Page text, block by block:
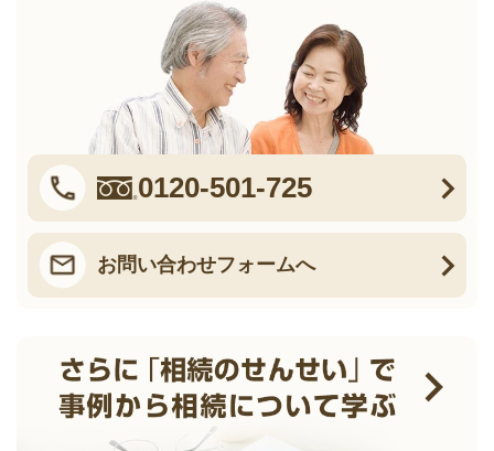
0120-501-725
お問い合わせフォームへ